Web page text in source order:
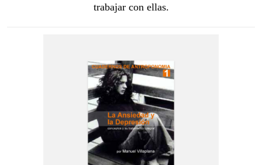
trabajar con ellas.